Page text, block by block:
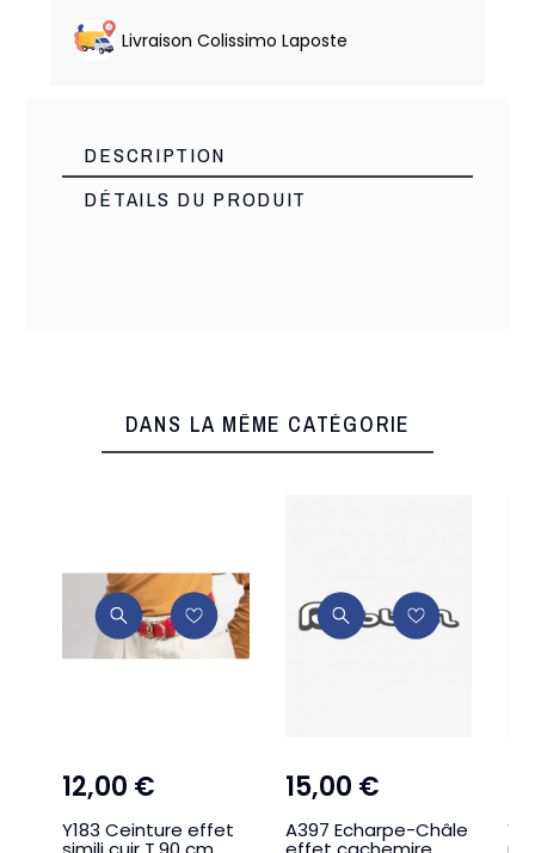
Livraison Colissimo Laposte
DESCRIPTION
DÉTAILS DU PRODUIT
DANS LA MÊME CATÉGORIE
12,00 €
Y183 Ceinture effet
15,00 €
A397 Echarpe-Châle